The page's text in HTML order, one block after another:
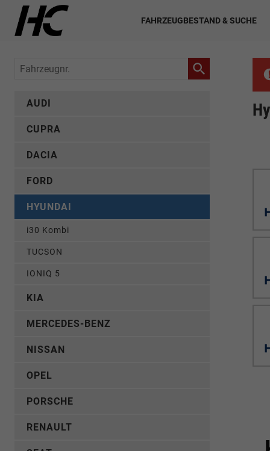
FAHRZEUGBESTAND & SUCHE
Fahrzeugnr.
AUDI
CUPRA
DACIA
FORD
HYUNDAI
i30 Kombi
TUCSON
IONIQ 5
KIA
MERCEDES-BENZ
NISSAN
OPEL
PORSCHE
RENAULT